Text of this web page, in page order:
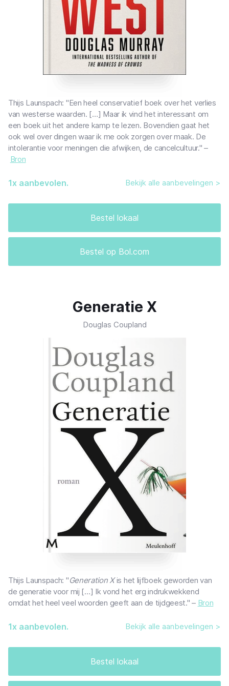
Thijs Launspach: "Een heel conservatief boek over het verlies
van westerse waarden. […] Maar ik vind het interessant om
een boek uit het andere kamp te lezen. Bovendien gaat het
ook wel over dingen waar ik me ook zorgen over maak. De
intolerantie voor meningen die afwijken, de cancelcultuur." –
Bron
Bestel lokaal
Bestel op Bol.com
1x aanbevolen. Bekijk alle aanbevelingen >
Generatie X
Douglas Coupland
Thijs Launspach: "Generation Xis het lijfboek geworden van
de generatie voor mij […] Ik vond het erg indrukwekkend
omdat het heel veel woorden geeft aan de tijdgeest." – Bron
Bestel lokaal
1x aanbevolen. Bekijk alle aanbevelingen >